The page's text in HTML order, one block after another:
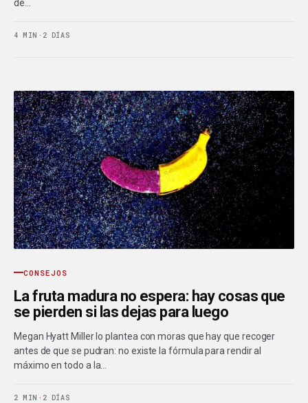
de…
4 MIN · 2 DÍAS
CONSEJOS
La fruta madura no espera: hay cosas que
se pierden si las dejas para luego
Megan Hyatt Miller lo plantea con moras que hay que recoger
antes de que se pudran: no existe la fórmula para rendir al
máximo en todo a la…
2 MIN · 2 DÍAS